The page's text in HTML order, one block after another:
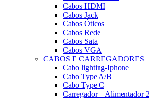
Cabos HDMI
Cabos Jack
Cabos Óticos
Cabos Rede
Cabos Sata
Cabos VGA
CABOS E CARREGADORES
Cabo lighting-Iphone
Cabo Type A/B
Cabo Type C
Carregador – Alimentador